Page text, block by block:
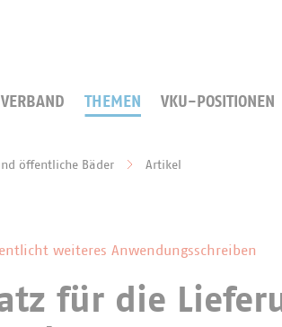
VERBAND THEMEN VKU-POSITIONEN
öffentliche Bäder Artikel
weiteres Anwendungsschreiben
für die